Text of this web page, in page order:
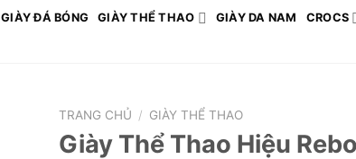
GIÀY ĐÁ BÓNG GIÀY THỂ THAO GIÀY DA NAM CROCS
TRANG CHỦ / GIÀY THỂ THAO
Giày Thể Thao Hiệu